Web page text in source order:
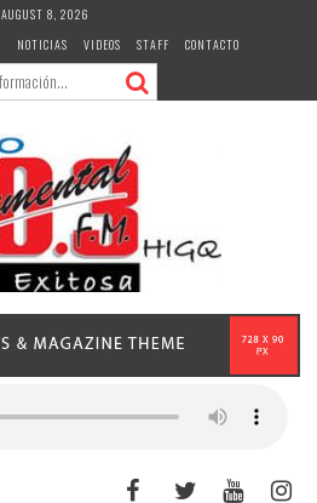
AUGUST 8, 2026
NOTICIAS VIDEOS STAFF CONTACTO